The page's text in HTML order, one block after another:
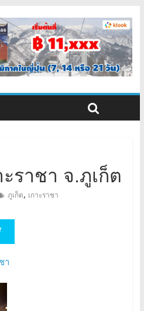
ราชา จ.ภูเก็ต
ภูเก็ต, เกาะราชา
า